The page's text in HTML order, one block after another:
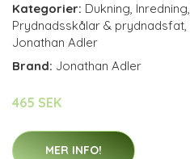
Kategorier: Dukning, Inredning,
Prydnadsskålar & prydnadsfat,
Jonathan Adler
Brand: Jonathan Adler
465 SEK
MER INFO!